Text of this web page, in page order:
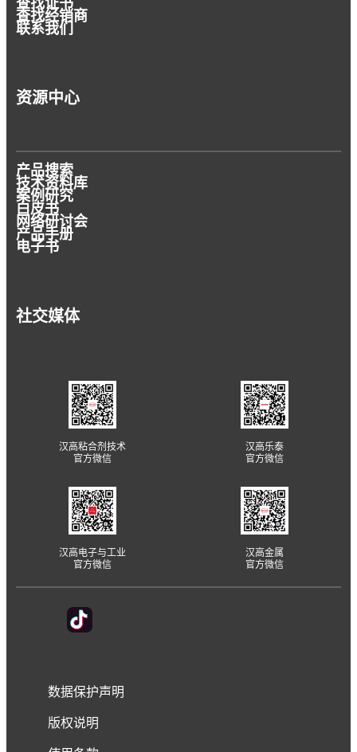
查找证书
查找经销商
联系我们
资源中心
产品搜索
技术资料库
案例研究
白皮书
网络研讨会
产品手册
电子书
社交媒体
汉高粘合剂技术
官方微信
汉高乐泰
官方微信
汉高电子与工业
官方微信
汉高金属
官方微信
数据保护声明
版权说明